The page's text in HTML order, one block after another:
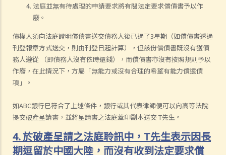
法庭並無有待處理的申請要求將有關法定要求償債書予以作
廢。
債權人須向法庭證明償債書送交債務人後已過了3星期（如償債書透過
刊登報章方式送交，則由刊登日起計算），但該份償債書既沒有獲債
務人遵從 （即債務人沒有依時還錢），而償債書亦沒有按照規則予以
作廢，在此情況下，方屬「無能力或沒有合理的希望有能力償還債
項」。
如ABC銀行已符合了上述條件，銀行或其代表律師便可以向高等法院
提交破產呈請書，並將呈請書之法庭蓋印副本送交 T先生。
4. 於破產呈請之法庭聆訊中，T先生表示因長
期逗留於中國大陸，而沒有收到法定要求償